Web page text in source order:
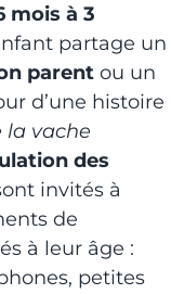
mois à 3
partage un
parent ou un
d’une histoire
la vache
des
invités à
de
à leur âge :
petites